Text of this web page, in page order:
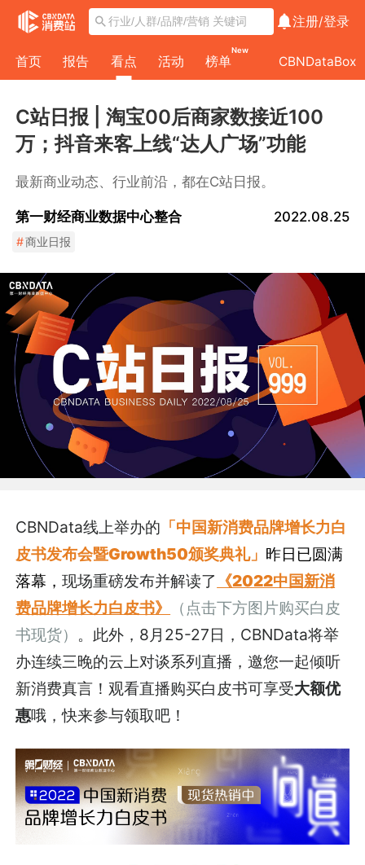
注册/登录
首页 报告 看点 活动 榜单
New
CBNDataBox
C站日报 | 淘宝00后商家数接近100
万；抖音来客上线“达人广场”功能
最新商业动态、行业前沿，都在C站日报。
第一财经商业数据中心整合 2022.08.25
#商业日报
CBNData线上举办的 「中国新消费品牌增长力白
皮书发布会暨Growth50颁奖典礼」 昨日已圆满
落幕，现场重磅发布并解读了 《2022中国新消
费品牌增长力白皮书》
（ 点击下方图片购买白皮
书现货） 。此外，8月25-27日，CBNData将举
办连续三晚的云上对谈系列直播，邀您一起倾听
新消费真言！观看直播购买白皮书可享受大额优
惠哦，快来参与领取吧！